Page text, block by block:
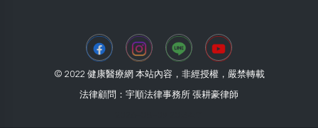
© 2022 健康醫療網 本站內容，非經授權，嚴禁轉載
法律顧問：宇順法律事務所 張耕豪律師